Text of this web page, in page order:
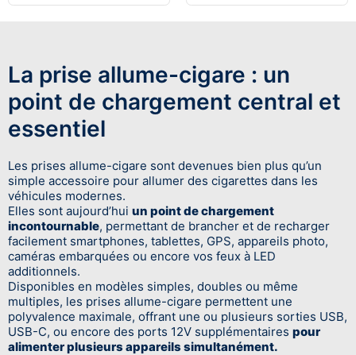
La prise allume-cigare : un
point de chargement central et
essentiel
Les prises allume-cigare sont devenues bien plus qu’un
simple accessoire pour allumer des cigarettes dans les
véhicules modernes.
Elles sont aujourd’hui un point de chargement
incontournable, permettant de brancher et de recharger
facilement smartphones, tablettes, GPS, appareils photo,
caméras embarquées ou encore vos feux à LED
additionnels.
Disponibles en modèles simples, doubles ou même
multiples, les prises allume-cigare permettent une
polyvalence maximale, offrant une ou plusieurs sorties USB,
USB-C, ou encore des ports 12V supplémentaires pour
alimenter plusieurs appareils simultanément.